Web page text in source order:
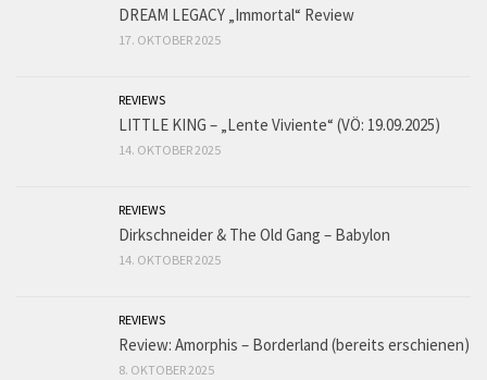
DREAM LEGACY „Immortal“ Review
17. OKTOBER 2025
REVIEWS
LITTLE KING – „Lente Viviente“ (VÖ: 19.09.2025)
14. OKTOBER 2025
REVIEWS
Dirkschneider & The Old Gang – Babylon
14. OKTOBER 2025
REVIEWS
Review: Amorphis – Borderland (bereits erschienen)
8. OKTOBER 2025